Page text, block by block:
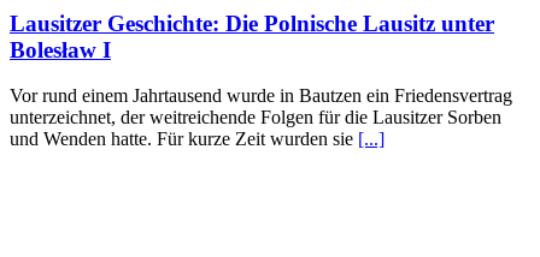
Lausitzer Geschichte: Die Polnische Lausitz unter
Bolesław I
Vor rund einem Jahrtausend wurde in Bautzen ein Friedensvertrag
unterzeichnet, der weitreichende Folgen für die Lausitzer Sorben
und Wenden hatte. Für kurze Zeit wurden sie [...]